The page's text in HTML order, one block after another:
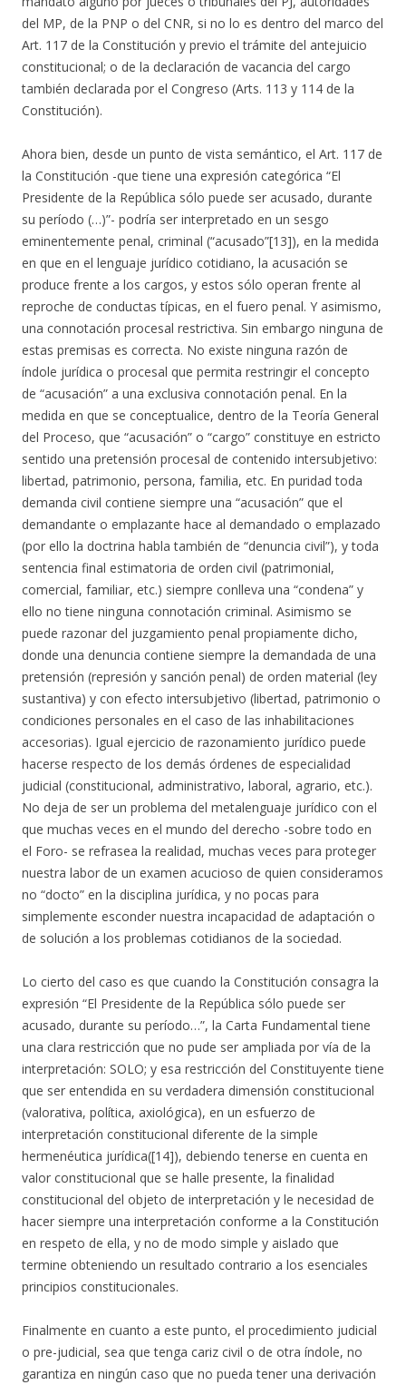
del MP, de la PNP o del CNR, si no lo es dentro del marco del
Art. 117 de la Constitución y previo el trámite del antejuicio
constitucional; o de la declaración de vacancia del cargo
también declarada por el Congreso (Arts. 113 y 114 de la
Constitución).
Ahora bien, desde un punto de vista semántico, el Art. 117 de
la Constitución -que tiene una expresión categórica “El
Presidente de la República sólo puede ser acusado, durante
su período (…)”- podría ser interpretado en un sesgo
eminentemente penal, criminal (“acusado”[13]), en la medida
en que en el lenguaje jurídico cotidiano, la acusación se
produce frente a los cargos, y estos sólo operan frente al
reproche de conductas típicas, en el fuero penal. Y asimismo,
una connotación procesal restrictiva. Sin embargo ninguna de
estas premisas es correcta. No existe ninguna razón de
índole jurídica o procesal que permita restringir el concepto
de “acusación” a una exclusiva connotación penal. En la
medida en que se conceptualice, dentro de la Teoría General
del Proceso, que “acusación” o “cargo” constituye en estricto
sentido una pretensión procesal de contenido intersubjetivo:
libertad, patrimonio, persona, familia, etc. En puridad toda
demanda civil contiene siempre una “acusación” que el
demandante o emplazante hace al demandado o emplazado
(por ello la doctrina habla también de “denuncia civil”), y toda
sentencia final estimatoria de orden civil (patrimonial,
comercial, familiar, etc.) siempre conlleva una “condena” y
ello no tiene ninguna connotación criminal. Asimismo se
puede razonar del juzgamiento penal propiamente dicho,
donde una denuncia contiene siempre la demandada de una
pretensión (represión y sanción penal) de orden material (ley
sustantiva) y con efecto intersubjetivo (libertad, patrimonio o
condiciones personales en el caso de las inhabilitaciones
accesorias). Igual ejercicio de razonamiento jurídico puede
hacerse respecto de los demás órdenes de especialidad
judicial (constitucional, administrativo, laboral, agrario, etc.).
No deja de ser un problema del metalenguaje jurídico con el
que muchas veces en el mundo del derecho -sobre todo en
el Foro- se refrasea la realidad, muchas veces para proteger
nuestra labor de un examen acucioso de quien consideramos
no “docto” en la disciplina jurídica, y no pocas para
simplemente esconder nuestra incapacidad de adaptación o
de solución a los problemas cotidianos de la sociedad.
Lo cierto del caso es que cuando la Constitución consagra la
expresión “El Presidente de la República sólo puede ser
acusado, durante su período…”, la Carta Fundamental tiene
una clara restricción que no pude ser ampliada por vía de la
interpretación: SOLO; y esa restricción del Constituyente tiene
que ser entendida en su verdadera dimensión constitucional
(valorativa, política, axiológica), en un esfuerzo de
interpretación constitucional diferente de la simple
hermenéutica jurídica([14]), debiendo tenerse en cuenta en
valor constitucional que se halle presente, la finalidad
constitucional del objeto de interpretación y le necesidad de
hacer siempre una interpretación conforme a la Constitución
en respeto de ella, y no de modo simple y aislado que
termine obteniendo un resultado contrario a los esenciales
principios constitucionales.
Finalmente en cuanto a este punto, el procedimiento judicial
o pre-judicial, sea que tenga cariz civil o de otra índole, no
garantiza en ningún caso que no pueda tener una derivación